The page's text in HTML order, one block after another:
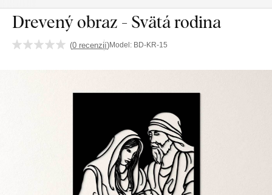
Drevený obraz - Svätá rodina
(0 recenzií)Model: BD-KR-15